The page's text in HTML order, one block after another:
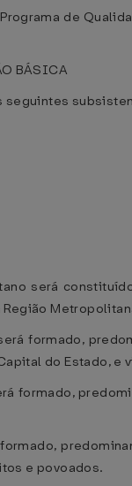
de
BÁSICA
seguintes
será
formado,
do Estado, e
formado,
e povoados.